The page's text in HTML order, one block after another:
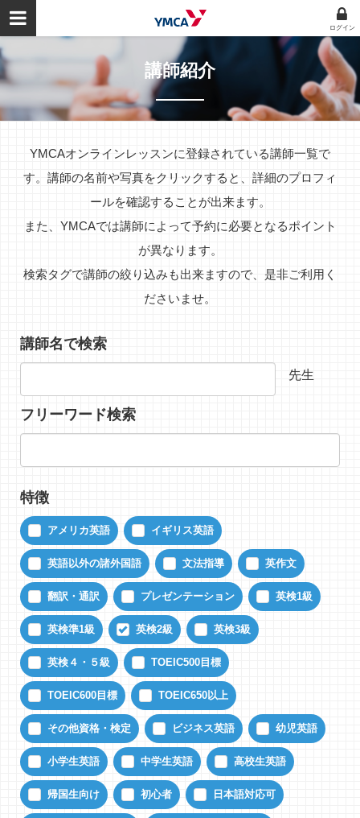
ログイン
講師紹介
YMCAオンラインレッスンに登録されている講師一覧で
す。講師の名前や写真をクリックすると、詳細のプロフィ
ールを確認することが出来ます。
また、YMCAでは講師によって予約に必要となるポイント
が異なります。
検索タグで講師の絞り込みも出来ますので、是非ご利用く
ださいませ。
講師名で検索
先生
フリーワード検索
特徴
アメリカ英語 イギリス英語
英語以外の諸外国語 文法指導 英作文
翻訳・通訳 プレゼンテーション 英検1級
英検準1級 英検2級 英検3級
英検４・５級 TOEIC500目標
TOEIC600目標 TOEIC650以上
その他資格・検定 ビジネス英語 幼児英語
小学生英語 中学生英語 高校生英語
帰国生向け 初心者 日本語対応可